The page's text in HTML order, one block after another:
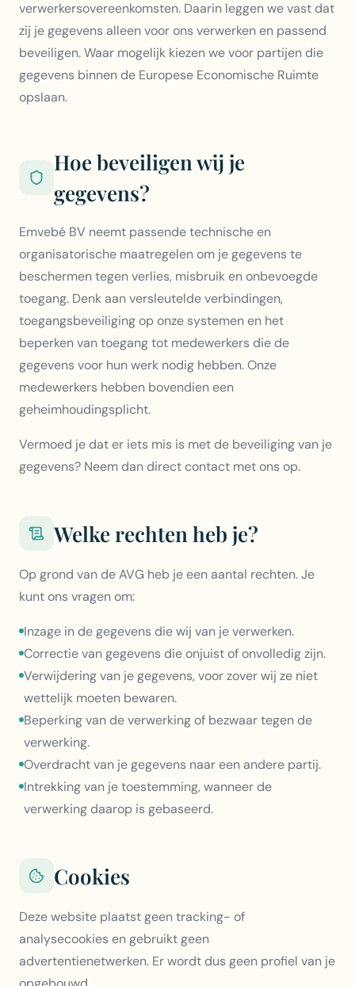
verwerkersovereenkomsten. Daarin leggen we vast dat
zij je gegevens alleen voor ons verwerken en passend
beveiligen. Waar mogelijk kiezen we voor partijen die
gegevens binnen de Europese Economische Ruimte
opslaan.
Hoe beveiligen wij je
gegevens?
Emvebé BV neemt passende technische en
organisatorische maatregelen om je gegevens te
beschermen tegen verlies, misbruik en onbevoegde
toegang. Denk aan versleutelde verbindingen,
toegangsbeveiliging op onze systemen en het
beperken van toegang tot medewerkers die de
gegevens voor hun werk nodig hebben. Onze
medewerkers hebben bovendien een
geheimhoudingsplicht.
Vermoed je dat er iets mis is met de beveiliging van je
gegevens? Neem dan direct contact met ons op.
Welke rechten heb je?
Op grond van de AVG heb je een aantal rechten. Je
kunt ons vragen om:
Inzage in de gegevens die wij van je verwerken.
Correctie van gegevens die onjuist of onvolledig zijn.
Verwijdering van je gegevens, voor zover wij ze niet
wettelijk moeten bewaren.
Beperking van de verwerking of bezwaar tegen de
verwerking.
Overdracht van je gegevens naar een andere partij.
Intrekking van je toestemming, wanneer de
verwerking daarop is gebaseerd.
Cookies
Deze website plaatst geen tracking- of
analysecookies en gebruikt geen
advertentienetwerken. Er wordt dus geen profiel van je